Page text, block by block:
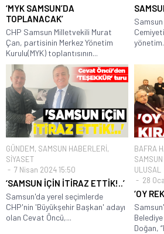
‘MYK SAMSUN’DA
TOPLANACAK’
CHP Samsun Milletvekili Murat
Çan, partisinin Merkez Yönetim
Kurulu(MYK) toplantısının...
Samsun
GÜNDEM, SAMSUN HABERLERİ,
SİYASET
7 Nisan 2024 15:50
‘SAMSUN İÇİN İTİRAZ ETTİK!..’
Samsun'da yerel seçimlerde
CHP'nin 'Büyükşehir Başkan' adayı
olan Cevat Öncü,...
BAFRA
ULUSAL
28
‘OY
Doğan,